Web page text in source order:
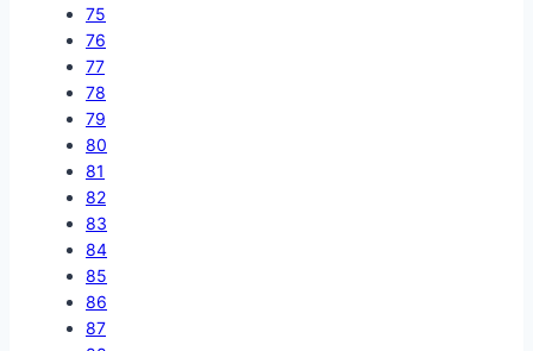
75
76
77
78
79
80
81
82
83
84
85
86
87